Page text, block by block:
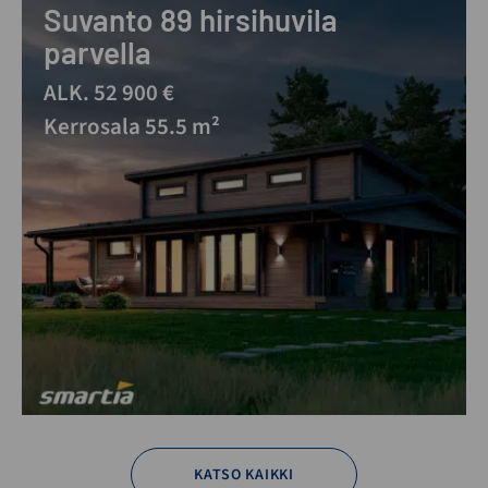
Suvanto 89 hirsihuvila
parvella
ALK. 52 900 €
Kerrosala 55.5 m²
KATSO KAIKKI